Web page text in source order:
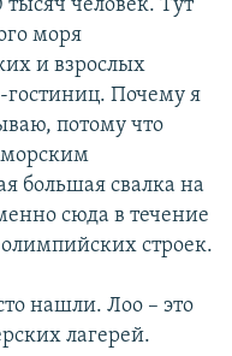
человек. Тут
моря
и взрослых
Почему я
потому что
большая свалка на
сюда в течение
строек.
нашли. Лоо – это
лагерей.